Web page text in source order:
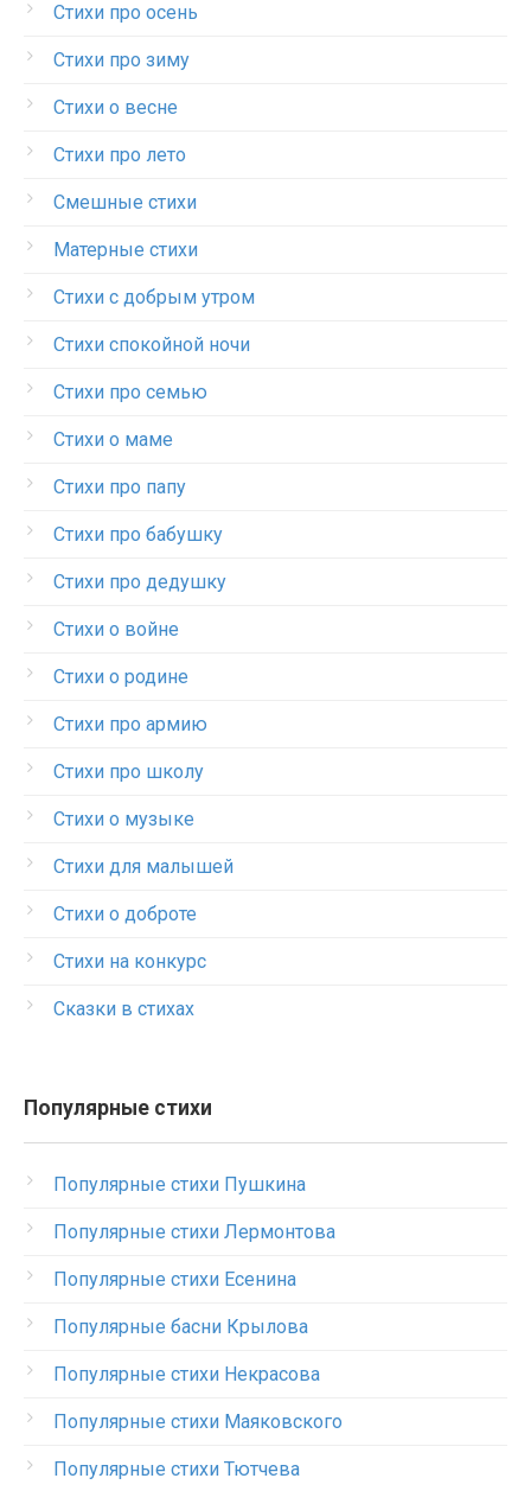
Стихи про осень
Стихи про зиму
Стихи о весне
Стихи про лето
Смешные стихи
Матерные стихи
Стихи с добрым утром
Стихи спокойной ночи
Стихи про семью
Стихи о маме
Стихи про папу
Стихи про бабушку
Стихи про дедушку
Стихи о войне
Стихи о родине
Стихи про армию
Стихи про школу
Стихи о музыке
Стихи для малышей
Стихи о доброте
Стихи на конкурс
Сказки в стихах
Популярные стихи
Популярные стихи Пушкина
Популярные стихи Лермонтова
Популярные стихи Есенина
Популярные басни Крылова
Популярные стихи Некрасова
Популярные стихи Маяковского
Популярные стихи Тютчева